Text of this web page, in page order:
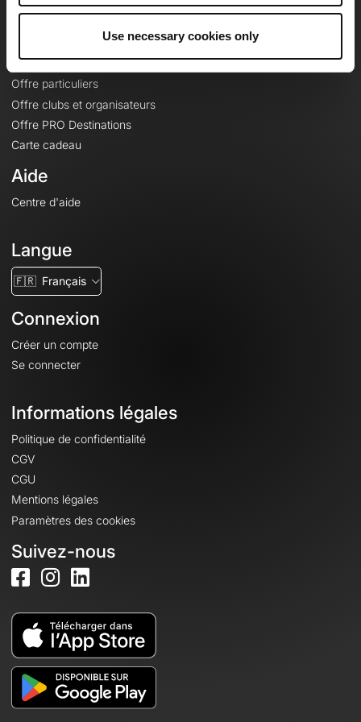
Use necessary cookies only
Offres
Fonds de cartes topographiques
Fonctionnalités
Offre particuliers
Offre clubs et organisateurs
Offre PRO Destinations
Carte cadeau
Aide
Centre d'aide
Langue
🇫🇷 Français
Connexion
Créer un compte
Se connecter
Informations légales
Politique de confidentialité
CGV
CGU
Mentions légales
Paramètres des cookies
Suivez-nous